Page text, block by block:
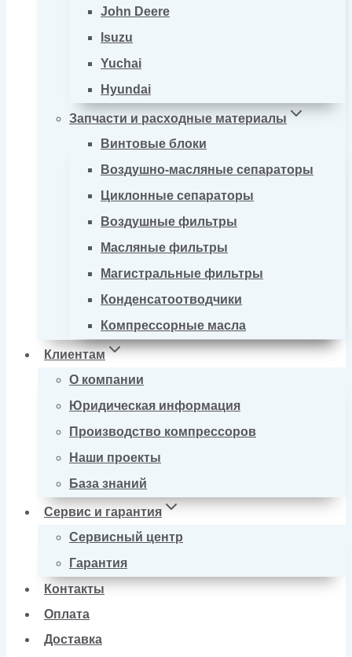
John Deere
Isuzu
Yuchai
Hyundai
Запчасти и расходные материалы
Винтовые блоки
Воздушно-масляные сепараторы
Циклонные сепараторы
Воздушные фильтры
Масляные фильтры
Магистральные фильтры
Конденсатоотводчики
Компрессорные масла
Клиентам
О компании
Юридическая информация
Производство компрессоров
Наши проекты
База знаний
Сервис и гарантия
Сервисный центр
Гарантия
Контакты
Оплата
Доставка